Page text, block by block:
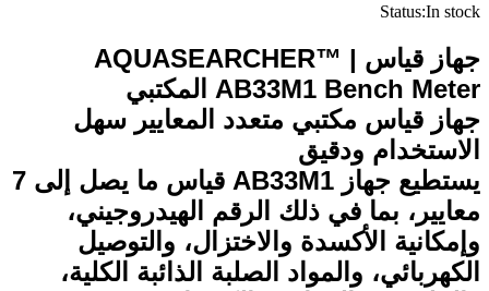
Status:In stock
جهاز قياس | AQUASEARCHER™
AB33M1 Bench Meter المكتبي
جهاز قياس مكتبي متعدد المعايير سهل
الاستخدام ودقيق
يستطيع جهاز AB33M1 قياس ما يصل إلى 7
معايير، بما في ذلك الرقم الهيدروجيني،
وإمكانية الأكسدة والاختزال، والتوصيل
الكهربائي، والمواد الصلبة الذائبة الكلية،